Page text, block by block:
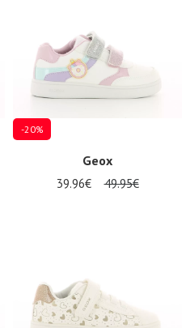
-20%
Geox
39.96€ 49.95€